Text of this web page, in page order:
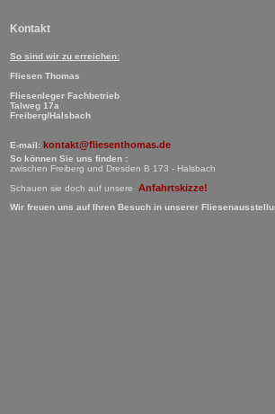
Kontakt
So sind wir zu erreichen:
Fliesen Thomas
Fliesenleger Fachbetrieb
Talweg 17a
Freiberg/Halsbach
E-mail: kontakt@fliesenthomas.de
So können Sie uns finden :
zwischen Freiberg und Dresden B 173 - Halsbach
Schauen sie doch auf unsere Anfahrtskizze!
Wir freuen uns auf Ihren Besuch in unserer